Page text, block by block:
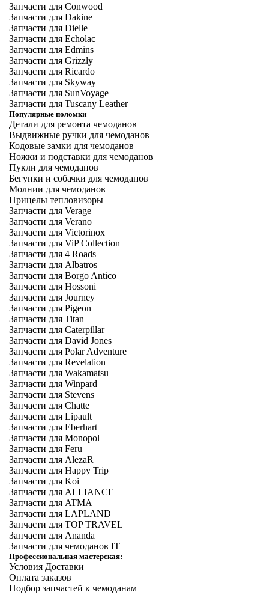
Запчасти для Conwood
Запчасти для Dakine
Запчасти для Dielle
Запчасти для Echolac
Запчасти для Edmins
Запчасти для Grizzly
Запчасти для Ricardo
Запчасти для Skyway
Запчасти для SunVoyage
Запчасти для Tuscany Leather
Популярные поломки
Детали для ремонта чемоданов
Выдвижные ручки для чемоданов
Кодовые замки для чемоданов
Ножки и подставки для чемоданов
Пукли для чемоданов
Бегунки и собачки для чемоданов
Молнии для чемоданов
Прицелы тепловизоры
Запчасти для Verage
Запчасти для Verano
Запчасти для Victorinox
Запчасти для ViP Collection
Запчасти для 4 Roads
Запчасти для Albatros
Запчасти для Borgo Antico
Запчасти для Hossoni
Запчасти для Journey
Запчасти для Pigeon
Запчасти для Titan
Запчасти для Caterpillar
Запчасти для David Jones
Запчасти для Polar Adventure
Запчасти для Revelation
Запчасти для Wakamatsu
Запчасти для Winpard
Запчасти для Stevens
Запчасти для Chatte
Запчасти для Lipault
Запчасти для Eberhart
Запчасти для Monopol
Запчасти для Feru
Запчасти для AlezaR
Запчасти для Happy Trip
Запчасти для Koi
Запчасти для ALLIANCE
Запчасти для ATMA
Запчасти для LAPLAND
Запчасти для TOP TRAVEL
Запчасти для Ananda
Запчасти для чемоданов IT
Профессиональная мастерская:
Условия Доставки
Оплата заказов
Подбор запчастей к чемоданам